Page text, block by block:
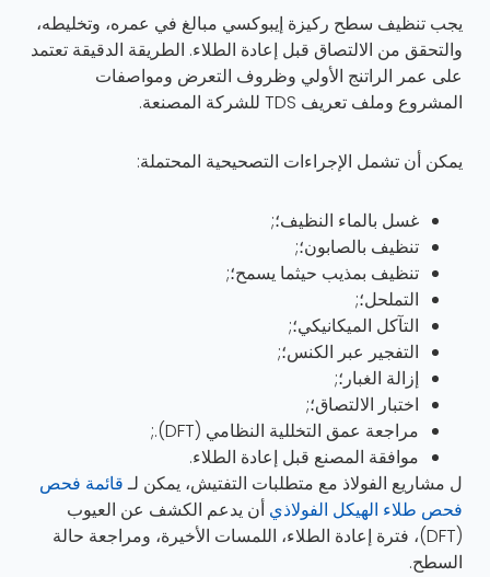
يجب تنظيف سطح ركيزة إيبوكسي مبالغ في عمره، وتخليطه،
والتحقق من الالتصاق قبل إعادة الطلاء. الطريقة الدقيقة تعتمد
على عمر الراتنج الأولي وظروف التعرض ومواصفات
المشروع وملف تعريف TDS للشركة المصنعة.
يمكن أن تشمل الإجراءات التصحيحية المحتملة:
غسل بالماء النظيف؛;
تنظيف بالصابون؛;
تنظيف بمذيب حيثما يسمح؛;
التملحل؛;
التآكل الميكانيكي؛;
التفجير عبر الكنس؛;
إزالة الغبار؛;
اختبار الالتصاق؛;
مراجعة عمق التخللية النظامي (DFT).;
موافقة المصنع قبل إعادة الطلاء.
ل مشاريع الفولاذ مع متطلبات التفتيش، يمكن لـقائمة فحص
فحص طلاء الهيكل الفولاذي أن يدعم الكشف عن العيوب
(DFT)، فترة إعادة الطلاء، اللمسات الأخيرة، ومراجعة حالة
السطح.